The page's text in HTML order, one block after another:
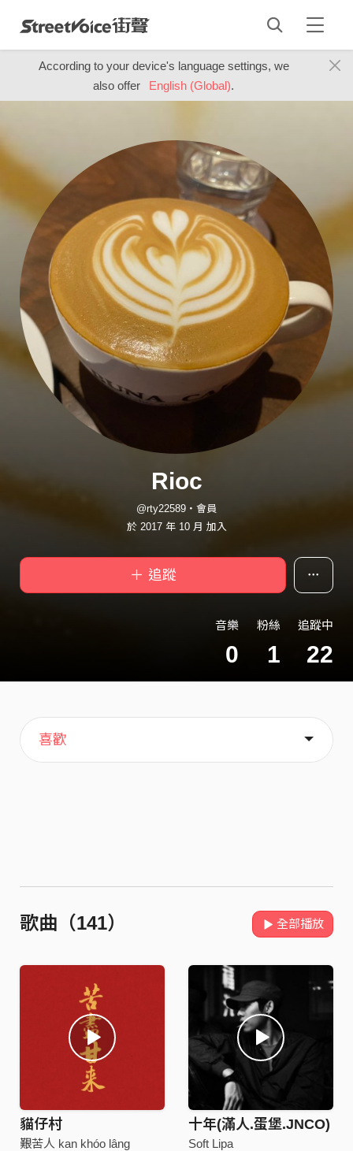
According to your device's language settings, we
also offer
English (Global).
Rioc
@rty22589・會員
於 2017 年 10 月 加入
＋ 追蹤
音樂
0
粉絲
1
追蹤中
22
主頁
歌單
喜歡
關於
歌曲（141） 全部播放
貓仔村
艱苦人 kan khóo lâng
十年(滿人.蛋堡.JNCO)
Soft Lipa